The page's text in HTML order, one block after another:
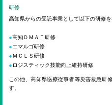
研修
高知県からの受託事業として以下の研修を
高知ＤＭＡＴ研修
エマルゴ研修
ＭＣＬＳ研修
ロジスティック技能向上維持研修
この他、高知県医療従事者等災害救急研
す。